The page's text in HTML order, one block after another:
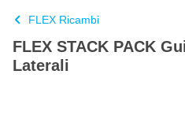
FLEX Ricambi
FLEX STACK PACK
Laterali